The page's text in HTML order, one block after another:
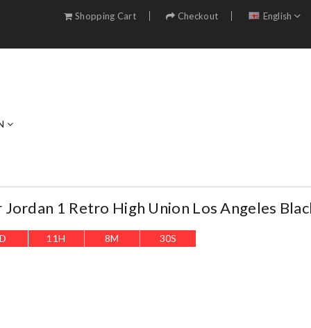
Shopping Cart Checkout English
1 Retro High Union Los Angeles
11H 8M 29S